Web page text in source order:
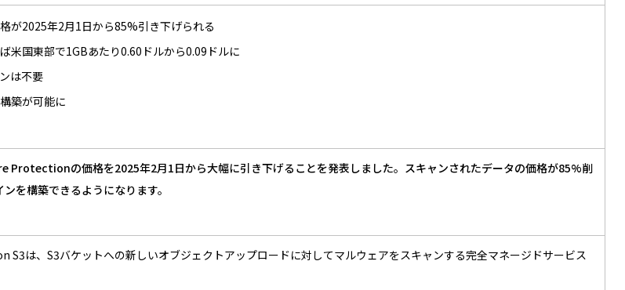
2025年2月1日から85%引き下げられる
米国東部で1GBあたり0.60ドルから0.09ドルに
は不要
築が可能に
の価格を2025年2月1日から大幅に引き下げることを発表しました。スキャンされたデータの価格が85%削
を構築できるようになります。
は、S3バケットへの新しいオブジェクトアップロードに対してマルウェアをスキャンする完全マネージドサービス